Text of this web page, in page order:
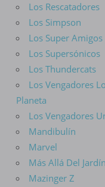
Los Rescatadores
Los Simpson
Los Super Amigos
Los Supersónicos
Los Thundercats
Los Vengadores
Planeta
Los Vengadores
Mandibulín
Marvel
Más Allá Del Jardín
Mazinger Z